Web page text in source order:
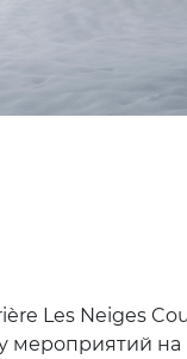
Les Neiges
мероприятий на